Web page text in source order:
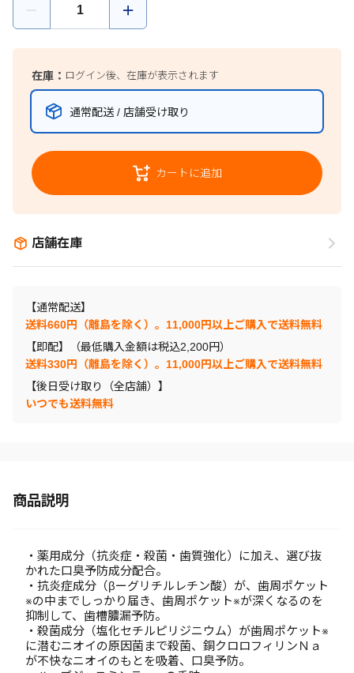
在庫： ログイン後、在庫が表示されます
通常配送 / 店舗受け取り
カートに追加
店舗在庫
【通常配送】
送料660円（離島を除く）。11,000円以上ご購入で送料無料
【即配】（最低購入金額は税込2,200円）
送料330円（離島を除く）。11,000円以上ご購入で送料無料
【後日受け取り（全店舗）】
いつでも送料無料
商品説明
・薬用成分（抗炎症・殺菌・歯質強化）に加え、選び抜
かれた口臭予防成分配合。
・抗炎症成分（βーグリチルレチン酸）が、歯周ポケット
※の中までしっかり届き、歯周ポケット※が深くなるのを
抑制して、歯槽膿漏予防。
・殺菌成分（塩化セチルピリジニウム）が歯周ポケット※
に潜むニオイの原因菌まで殺菌、銅クロロフィリンＮａ
が不快なニオイのもとを吸着、口臭予防。